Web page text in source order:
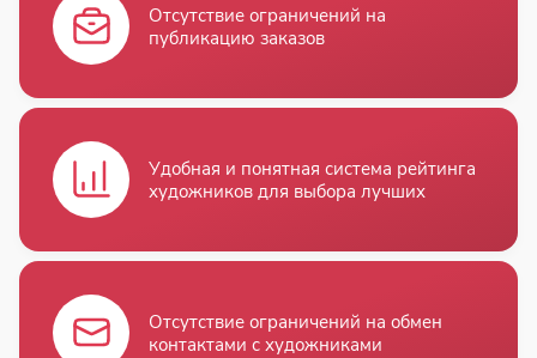
Отсутствие ограничений на
публикацию заказов
Удобная и понятная система рейтинга
художников для выбора лучших
Отсутствие ограничений на обмен
контактами с художниками